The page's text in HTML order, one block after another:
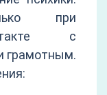
при
с
грамотным.